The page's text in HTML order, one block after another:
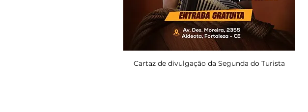
Cartaz de divulgação da Segunda do Turista